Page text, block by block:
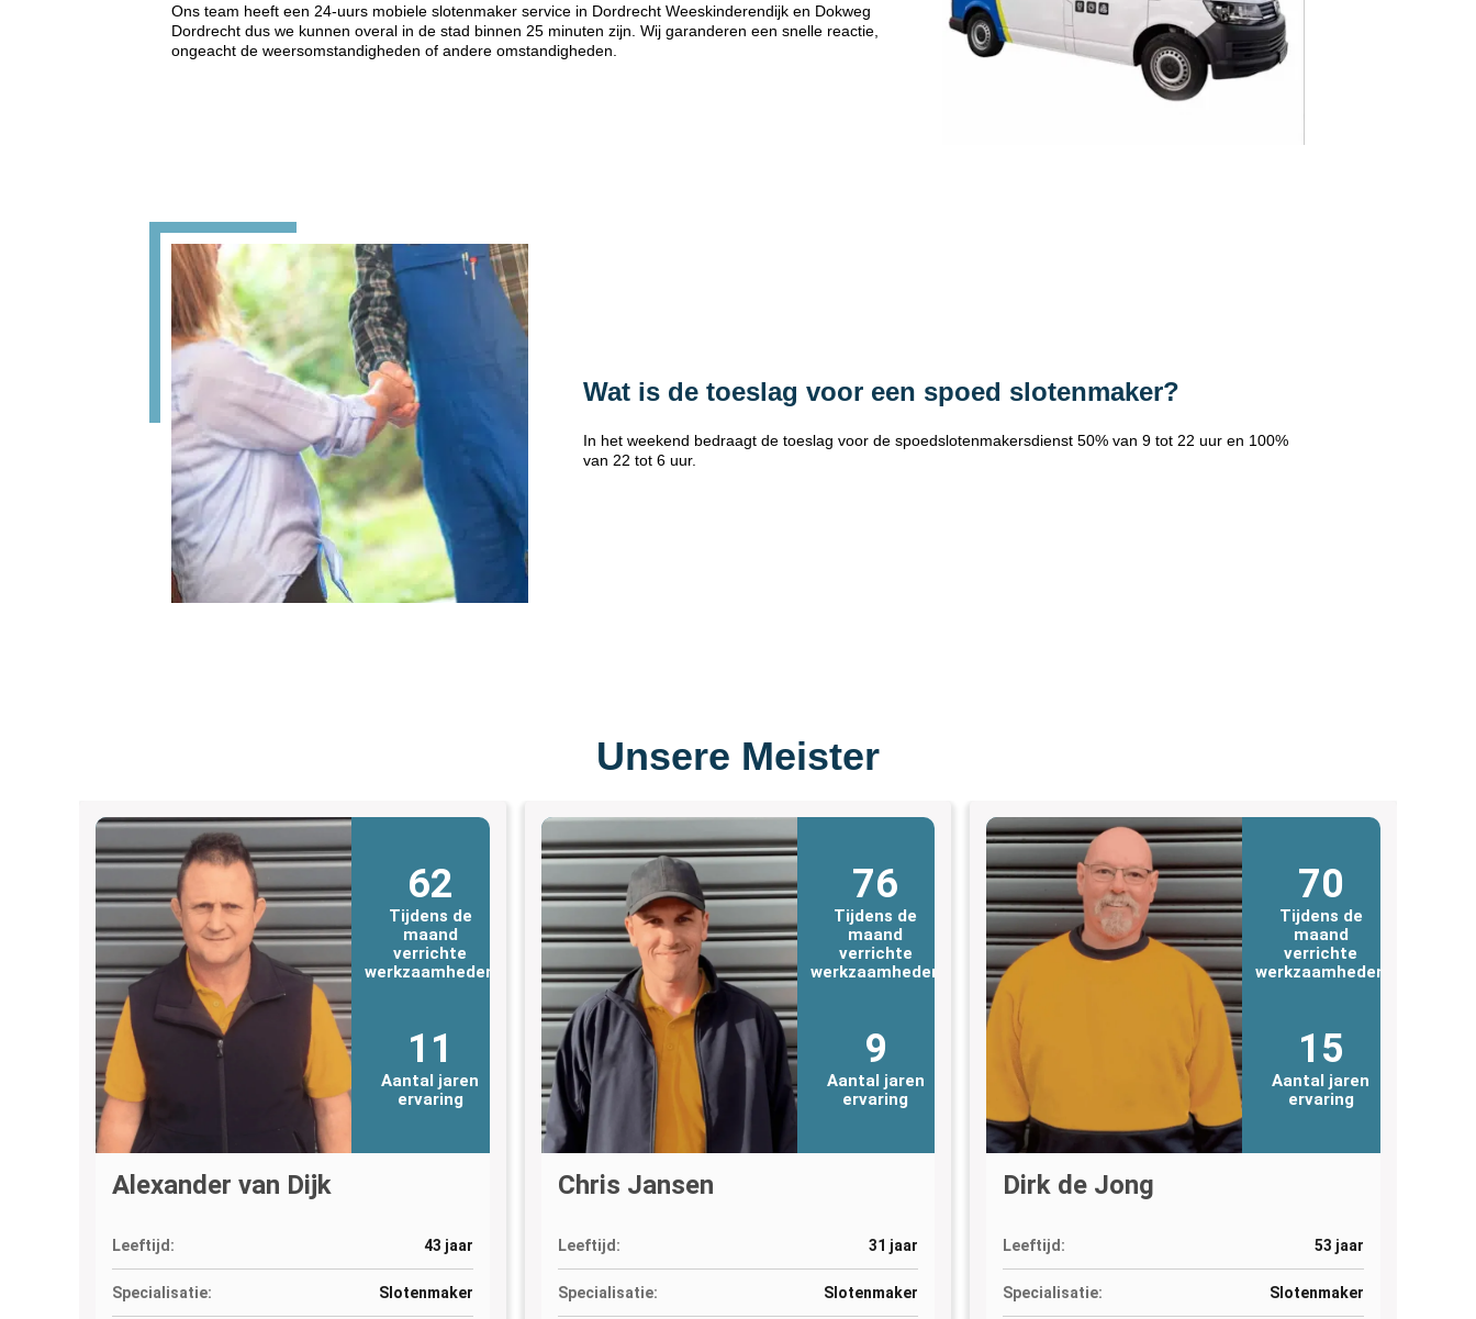
Ons team heeft een 24-uurs mobiele slotenmaker service in Dordrecht Weeskinderendijk en Dokweg
Dordrecht dus we kunnen overal in de stad binnen 25 minuten zijn. Wij garanderen een snelle reactie,
ongeacht de weersomstandigheden of andere omstandigheden.
Wat is de toeslag voor een spoed slotenmaker?
In het weekend bedraagt de toeslag voor de spoedslotenmakersdienst 50% van 9 tot 22 uur en 100%
van 22 tot 6 uur.
Unsere Meister
62
Tijdens de
maand
verrichte
werkzaamheden
11
Aantal jaren
ervaring
Alexander van Dijk
Leeftijd: 43 jaar
Specialisatie: Slotenmaker
76
Tijdens de
maand
verrichte
werkzaamheden
9
Aantal jaren
ervaring
Chris Jansen
Leeftijd: 31 jaar
Specialisatie: Slotenmaker
70
Tijdens de
maand
verrichte
werkzaamheden
15
Aantal jaren
ervaring
Dirk de Jong
Leeftijd: 53 jaar
Specialisatie: Slotenmaker